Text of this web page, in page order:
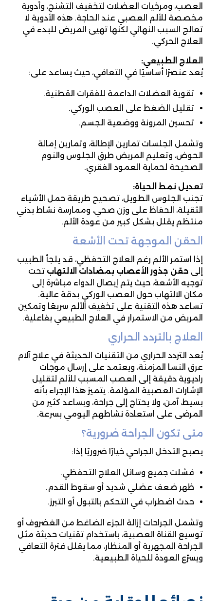
العصب، ومرخيات العضلات لتخفيف التشنج، وأدوية
مخصصة للألم العصبي عند الحاجة. هذه الأدوية لا
تعالج السبب النهائي لكنها تهيئ المريض للبدء في
العلاج الحركي.
العلاج الطبيعي:
يُعد عنصرًا أساسيًا في التعافي، حيث يساعد على:
تقوية العضلات الداعمة للفقرات القطنية.
تقليل الضغط على العصب الوركي.
تحسين المرونة ووضعية الجسم.
وتشمل الجلسات تمارين الإطالة، وتمارين إمالة
الحوض، وتعليم المريض طرق الجلوس والنوم
الصحيحة لحماية العمود الفقري.
تعديل نمط الحياة:
تجنب الجلوس الطويل، تصحيح طريقة حمل الأشياء
الثقيلة، الحفاظ على وزن صحي، وممارسة نشاط بدني
منتظم يقلل بشكل كبير من عودة الألم.
الحقن الموجهة تحت الأشعة
إذا استمر الألم رغم العلاج التحفظي، قد يلجأ الطبيب
إلى حقن جذور الأعصاب بمضادات الالتهاب تحت
توجيه الأشعة، حيث يتم إيصال الدواء مباشرة إلى
مكان الالتهاب حول العصب الوركي بدقة عالية.
تساعد هذه التقنية على تخفيف الألم سريعًا وتمكين
المريض من الاستمرار في العلاج الطبيعي بفاعلية.
العلاج بالتردد الحراري
يُعد التردد الحراري من التقنيات الحديثة في علاج آلام
عرق النسا المزمنة، ويعتمد على إرسال موجات
راديوية دقيقة إلى العصب المسبب للألم لتقليل
الإشارات العصبية المؤلمة. يتميز هذا الإجراء بأنه
بسيط، آمن، ولا يحتاج إلى جراحة، ويساعد كثير من
المرضى على استعادة نشاطهم اليومي بسرعة.
متى تكون الجراحة ضرورية؟
يصبح التدخل الجراحي خيارًا ضروريًا إذا:
فشلت جميع وسائل العلاج التحفظي.
ظهر ضعف عضلي شديد أو سقوط القدم.
حدث اضطراب في التحكم بالتبول أو التبرز.
وتشمل الجراحات إزالة الجزء الضاغط من الغضروف أو
توسيع القناة العصبية، باستخدام تقنيات حديثة مثل
الجراحة المجهرية أو المنظار، مما يقلل فترة التعافي
ويسرّع العودة للحياة الطبيعية.